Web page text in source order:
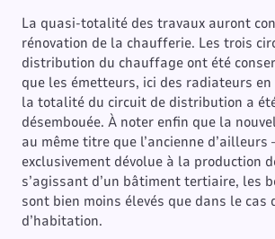
La quasi-totalité des travaux auront
rénovation de la chaufferie. Les trois
distribution du chauffage ont été
que les émetteurs, ici des radiateurs
la totalité du circuit de distribution a
désembouée. À noter enfin que la
au même titre que l’ancienne d’ailleurs
exclusivement dévolue à la production
s’agissant d’un bâtiment tertiaire, les
sont bien moins élevés que dans le cas
d’habitation.